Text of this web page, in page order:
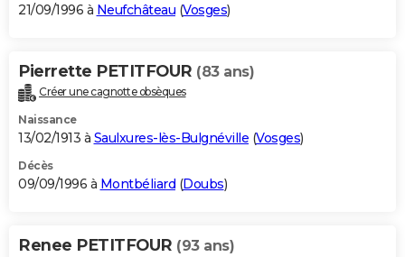
21/09/1996 à Neufchâteau (Vosges)
Pierrette PETITFOUR (83 ans)
Créer une cagnotte obsèques
Naissance
13/02/1913 à Saulxures-lès-Bulgnéville (Vosges)
Décès
09/09/1996 à Montbéliard (Doubs)
Renee PETITFOUR (93 ans)